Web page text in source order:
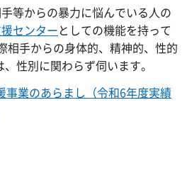
等からの暴力に悩んでいる人の
センターとしての機能を持って
相手からの身体的、精神的、性的
性別に関わらず伺います。
事業のあらまし（令和6年度実績